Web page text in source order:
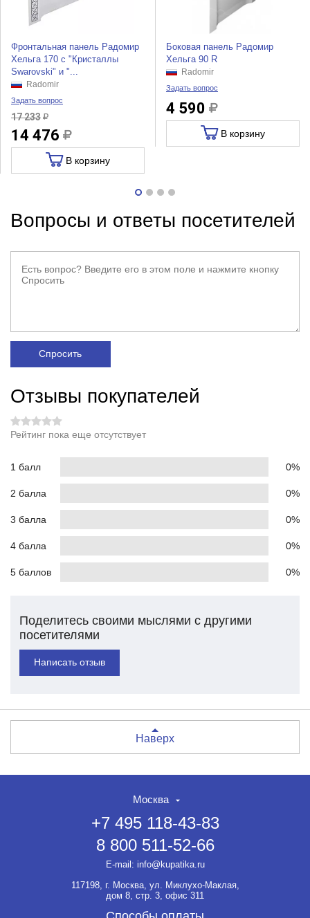
Фронтальная панель Радомир
Хельга 170 с "Кристаллы
Swarovski" и "...
Radomir
Задать вопрос
17 233
14 476
В корзину
Боковая панель Радомир
Хельга 90 R
Radomir
Задать вопрос
4 590
В корзину
Вопросы и ответы посетителей
Спросить
Отзывы покупателей
Рейтинг пока еще отсутствует
1 балл 0%
2 балла 0%
3 балла 0%
4 балла 0%
5 баллов 0%
Поделитесь своими мыслями с другими
посетителями
Написать отзыв
Наверх
Москва
+7 495 118-43-83
8 800 511-52-66
E-mail: info@kupatika.ru
117198, г. Москва, ул. Миклухо-Маклая,
дом 8, стр. 3, офис 311